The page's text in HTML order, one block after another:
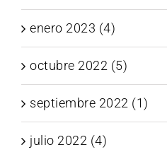
enero 2023 (4)
octubre 2022 (5)
septiembre 2022 (1)
julio 2022 (4)